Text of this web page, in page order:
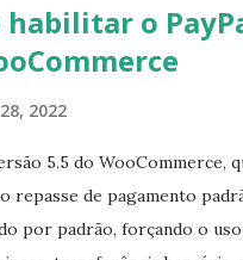
habilitar o
2022
5.5 do WooCommerce,
repasse de pagamento
por padrão, forçando o